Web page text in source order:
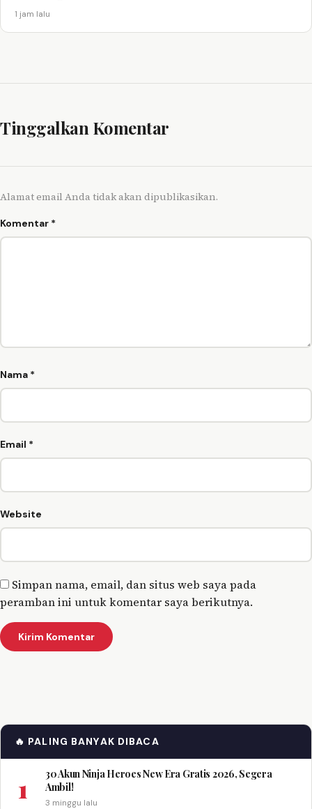
1 jam lalu
Tinggalkan Komentar
Alamat email Anda tidak akan dipublikasikan.
Komentar *
Nama *
Email *
Website
Simpan nama, email, dan situs web saya pada
peramban ini untuk komentar saya berikutnya.
🔥 PALING BANYAK DIBACA
1
30 Akun Ninja Heroes New Era Gratis 2026, Segera
Ambil!
3 minggu lalu